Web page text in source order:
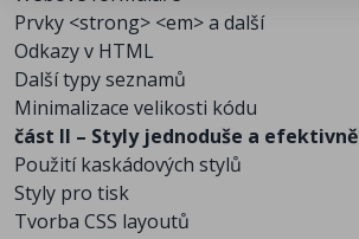
Prvky <strong> <em> a další
Odkazy v HTML
Další typy seznamů
Minimalizace velikosti kódu
část II – Styly jednoduše a efektivně
Použití kaskádových stylů
Styly pro tisk
Tvorba CSS layoutů